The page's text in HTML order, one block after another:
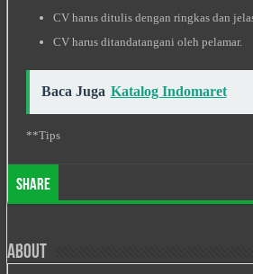
CV harus ditulis dengan ringkas dan
CV harus ditandatangani oleh pelamar.
Baca Juga Katalog Indomaret
**Tips
Share
About